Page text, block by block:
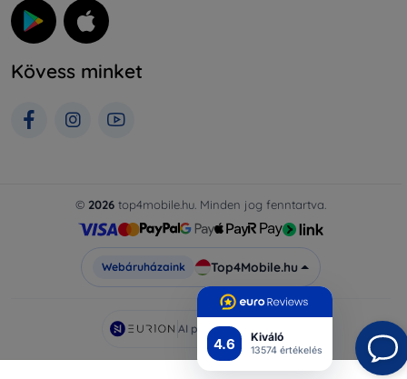
4.6 Kiváló
13574 értékelés
Kövess minket
© 2026 top4mobile.hu. Minden jog fenntartva.
Webáruházaink Top4Mobile.hu
AI powered by